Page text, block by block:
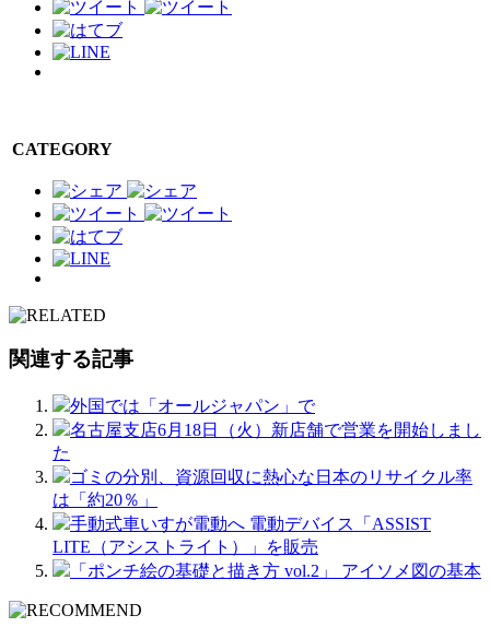
CATEGORY
関連する記事
外国では「オールジャパン」で
名古屋支店6月18日（火）新店舗で営業を開始しまし
た
ゴミの分別、資源回収に熱心な日本のリサイクル率
は「約20％」
⼿動式⾞いすが電動へ 電動デバイス「ASSIST
LITE（アシストライト）」を販売
「ポンチ絵の基礎と描き方 vol.2」 アイソメ図の基本